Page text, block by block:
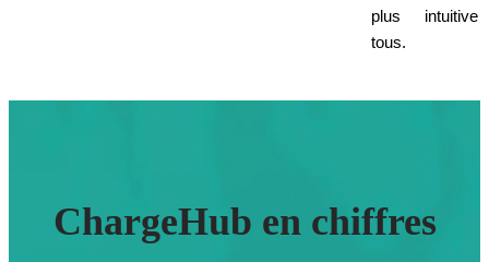
plus
tous.
ChargeHub en chiffres